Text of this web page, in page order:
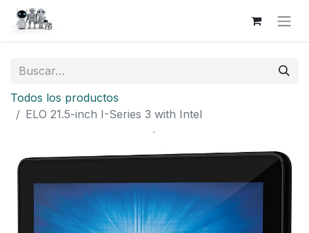
Todos los productos
ELO 21.5-inch I-Series 3 with Intel